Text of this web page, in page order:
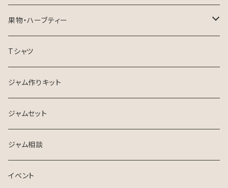
ミニジャム
ピクルスセット
果物・ハーブティー
たんかん
ハーブティー
Tシャツ
ジャム作りキット
ジャムセット
ジャム相談
イベント